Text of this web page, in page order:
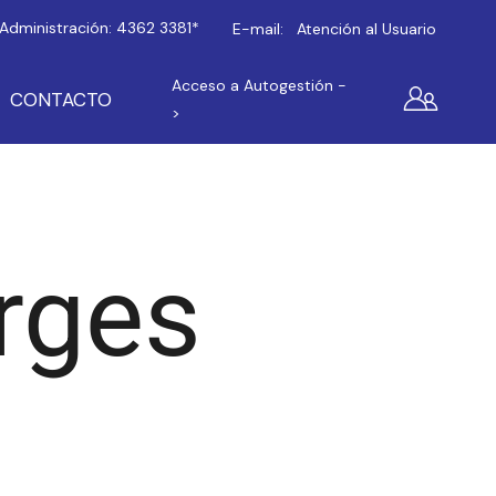
Administración: 4362 3381* E-mail: Atención al Usuario
CONTACTO
Acceso a Autogestión -
>